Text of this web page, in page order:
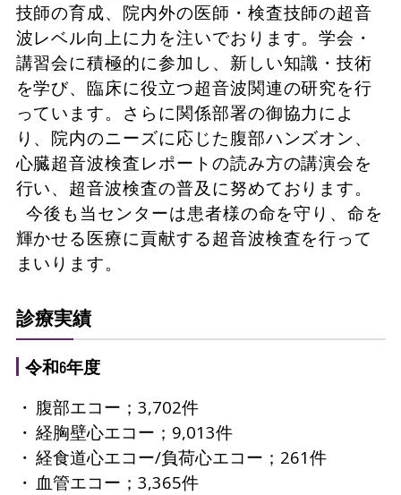
技師の育成、院内外の医師・検査技師の超音
波レベル向上に力を注いでおります。学会・
講習会に積極的に参加し、新しい知識・技術
を学び、臨床に役立つ超音波関連の研究を行
っています。さらに関係部署の御協力によ
り、院内のニーズに応じた腹部ハンズオン、
心臓超音波検査レポートの読み方の講演会を
行い、超音波検査の普及に努めております。
今後も当センターは患者様の命を守り、命を
輝かせる医療に貢献する超音波検査を行って
まいります。
診療実績
令和6年度
腹部エコー；3,702件
経胸壁心エコー；9,013件
経食道心エコー/負荷心エコー；261件
血管エコー；3,365件